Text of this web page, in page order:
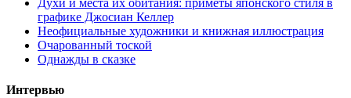
графике Джосиан Келлер
Неофициальные художники и книжная иллюстрация
Очарованный тоской
Однажды в сказке
Интервью